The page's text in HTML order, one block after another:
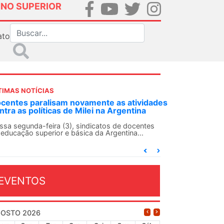
SUPERIOR
NOTÍCIAS
ANDES-SN convoca docentes para Dia de
Solidariedade Internacionalista com Cuba em
O ANDES-SN conclama suas seções sindicais e o
2026